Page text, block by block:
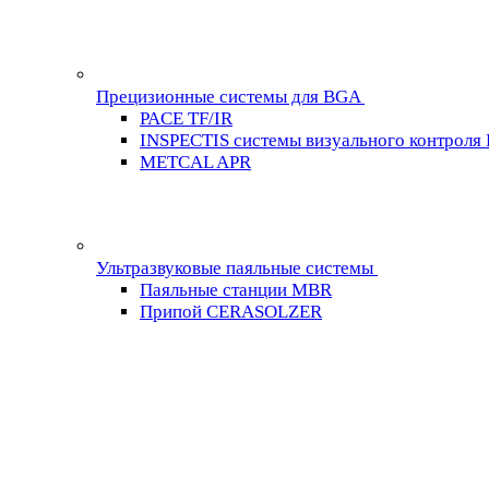
Прецизионные системы для BGA
PACE TF/IR
INSPECTIS системы визуального контроля
METCAL APR
Ультразвуковые паяльные системы
Паяльные станции MBR
Припой CERASOLZER